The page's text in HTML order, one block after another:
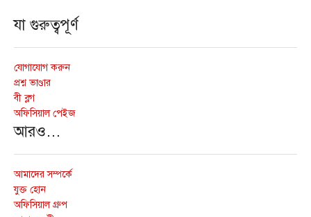
যা গুরুত্বপূর্ণ
যোগাযোগ করুন
প্রশ্ন ভাণ্ডার
বী ব্লগ
অফিসিয়াল পেইজ
আরও…
আমাদের সম্পর্কে
যুক্ত হোন
অফিসিয়াল গ্রুপ